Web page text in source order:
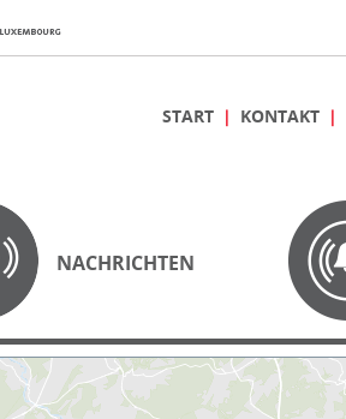
START KONTAKT
NACHRICHTEN